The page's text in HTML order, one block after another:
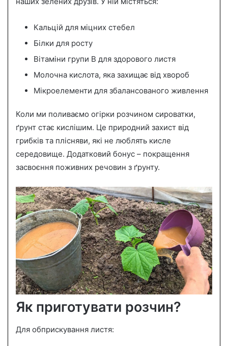
Кальцій для міцних стебел
Білки для росту
Вітаміни групи В для здорового листя
Молочна кислота, яка захищає від хвороб
Мікроелементи для збалансованого живлення
Коли ми поливаємо огірки розчином сироватки,
ґрунт стає кислішим. Це природний захист від
грибків та плісняви, які не люблять кисле
середовище. Додатковий бонус – покращення
засвоєння поживних речовин з ґрунту.
Як приготувати розчин?
Для обприскування листя: